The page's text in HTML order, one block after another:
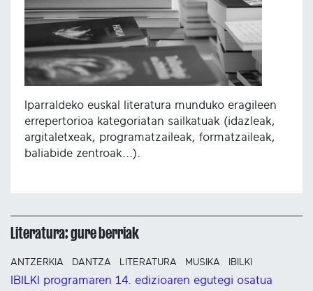
Iparraldeko euskal literatura munduko eragileen
errepertorioa kategoriatan sailkatuak (idazleak,
argitaletxeak, programatzaileak, formatzaileak,
baliabide zentroak...).
Literatura: gure berriak
ANTZERKIA DANTZA LITERATURA MUSIKA IBILKI
IBILKI programaren 14. edizioaren egutegi osatua